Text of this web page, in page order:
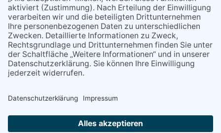
Literarischer Rückblick
Alte Schule
Kommentiert vor:3 Jahre 18 Wochen
Abschaltung der Straßenbeleuchtung
Abschaltung der Strassenbeleuchtung
Kommentiert vor:3 Jahre 29 Wochen
NACH OBEN